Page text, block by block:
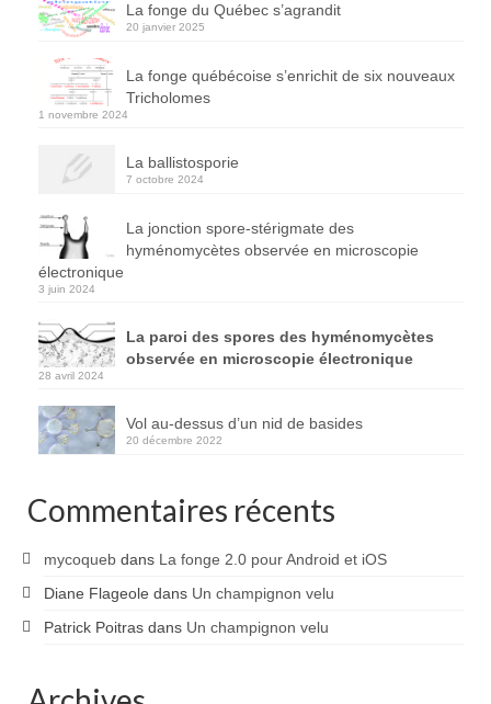
La fonge du Québec s’agrandit
20 janvier 2025
La fonge québécoise s’enrichit de six nouveaux
Tricholomes
1 novembre 2024
La ballistosporie
7 octobre 2024
La jonction spore-stérigmate des
hyménomycètes observée en microscopie
électronique
3 juin 2024
La paroi des spores des hyménomycètes
observée en microscopie électronique
28 avril 2024
Vol au-dessus d’un nid de basides
20 décembre 2022
Commentaires récents
mycoqueb dans La fonge 2.0 pour Android et iOS
Diane Flageole dans Un champignon velu
Patrick Poitras dans Un champignon velu